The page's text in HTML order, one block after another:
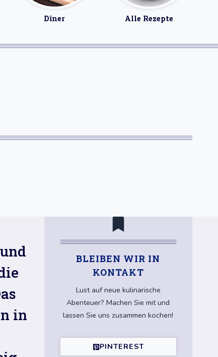
Dîner Alle Rezepte
in
BLEIBEN WIR IN
KONTAKT
Lust auf neue kulinarische
Abenteuer? Machen Sie mit und
lassen Sie uns zusammen kochen!
PINTEREST